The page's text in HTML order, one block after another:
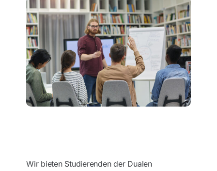
Wir bieten Studierenden der Dualen